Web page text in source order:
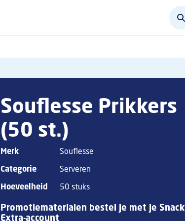
Souflesse Prikkers
(50 st.)
Merk
Souflesse
Categorie
Serveren
Hoeveelheid
50 stuks
Promotiematerialen bestel je met je Snack
Extra-account